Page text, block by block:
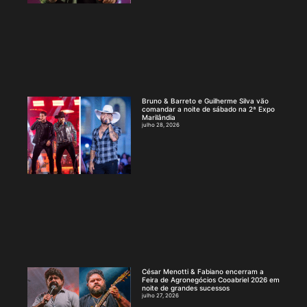
Bruno & Barreto e Guilherme Silva vão
comandar a noite de sábado na 2ª Expo
Marilândia
julho 28, 2026
César Menotti & Fabiano encerram a
Feira de Agronegócios Cooabriel 2026 em
noite de grandes sucessos
julho 27, 2026